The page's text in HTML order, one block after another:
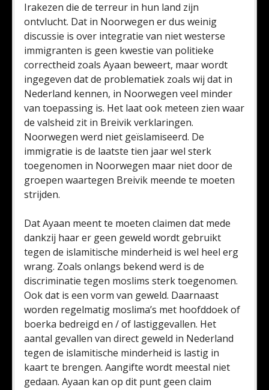
Irakezen die de terreur in hun land zijn
ontvlucht. Dat in Noorwegen er dus weinig
discussie is over integratie van niet westerse
immigranten is geen kwestie van politieke
correctheid zoals Ayaan beweert, maar wordt
ingegeven dat de problematiek zoals wij dat in
Nederland kennen, in Noorwegen veel minder
van toepassing is. Het laat ook meteen zien waar
de valsheid zit in Breivik verklaringen.
Noorwegen werd niet geïslamiseerd. De
immigratie is de laatste tien jaar wel sterk
toegenomen in Noorwegen maar niet door de
groepen waartegen Breivik meende te moeten
strijden.
Dat Ayaan meent te moeten claimen dat mede
dankzij haar er geen geweld wordt gebruikt
tegen de islamitische minderheid is wel heel erg
wrang. Zoals onlangs bekend werd is de
discriminatie tegen moslims sterk toegenomen.
Ook dat is een vorm van geweld. Daarnaast
worden regelmatig moslima’s met hoofddoek of
boerka bedreigd en / of lastiggevallen. Het
aantal gevallen van direct geweld in Nederland
tegen de islamitische minderheid is lastig in
kaart te brengen. Aangifte wordt meestal niet
gedaan. Ayaan kan op dit punt geen claim